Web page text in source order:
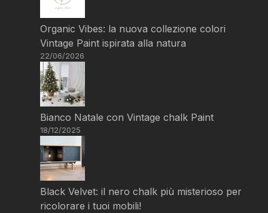
Organic Vibes: la nuova collezione colori
Vintage Paint ispirata alla natura
22/06/2026
Bianco Natale con Vintage chalk Paint
18/12/2025
Black Velvet: il nero chalk più misterioso per
ricolorare i tuoi mobili!